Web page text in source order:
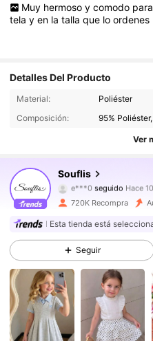
Muy hermoso y comodo para
telayen latallaque loordenes
Detalles Del Producto
Material:
Poliéster
Composición:
95%
Ver
Souflis
4.90 327K Seguidores
327K Seguidores
e***0 seguido
4.90
327K Seguidores
4.90 327K Seguidores
4.90 327K Seguidores
4.90 327K Seguidores
327K Seguidores
720K Recompra
Esta tienda está
Seguir